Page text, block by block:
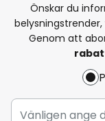
Önskar du
Genom att